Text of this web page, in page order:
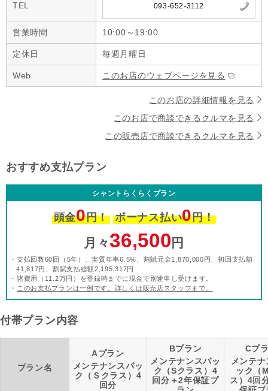
TEL 093-652-3112
営業時間 10:00～19:00
定休日 毎週月曜日
Web このお店のウェブページを見る
このお店の詳細情報を見る
このお店で商談できるクルマを見る
この販売店で商談できるクルマを見る
おすすめ支払プラン
シャントらくらくプラン
頭金0円！ ボーナス払い0円！
月々36,500 円
・支払回数60回（5年）、実質年率6.5%、割賦元金1,870,000円、初回支払額
41,817円、割賦支払総額2,195,317円
・諸費用（11.2万円）を登録時までに現金で別途申し受けます。
・ このお支払プランは一例です。詳しくは販売店スタッフまで。
付帯プラン内容
プラン名
Aプラン
メンテナンスパッ
ク（Ｓクラス）4
回分
Bプラン
メンテナンスパッ
ク（Sクラス）4
回分＋2年保証プ
Cプ
メンテ
ック（
ス）4回